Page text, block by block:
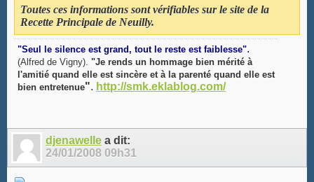
Toutes ces informations sont vérifiables sur le site de la
Recette Principale de Neuilly.
"Seul le silence est grand, tout le reste est faiblesse".
(Alfred de Vigny). "Je rends un hommage bien mérité à
l'amitié quand elle est sincère et à la parenté quand elle est
bien entretenue". http://smk.eklablog.com/
djenawelle a dit:
24/01/2008 09h31